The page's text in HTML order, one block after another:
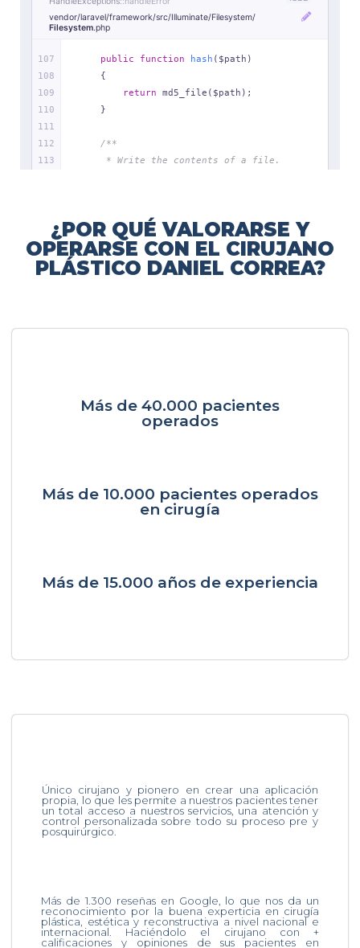
¿POR QUÉ VALORARSE Y
OPERARSE CON EL CIRUJANO
PLÁSTICO DANIEL CORREA?
Más de 40.000 pacientes
operados
Más de 10.000 pacientes operados
en cirugía
Más de 15.000 años de experiencia
Único cirujano y pionero en crear una aplicación
propia, lo que les permite a nuestros pacientes tener
un total acceso a nuestros servicios, una atención y
control personalizada sobre todo su proceso pre y
posquirúrgico.
Más de 1.300 reseñas en Google, lo que nos da un
reconocimiento por la buena experticia en cirugía
plástica, estética y reconstructiva a nivel nacional e
internacional. Haciéndolo el cirujano con +
calificaciones y opiniones de sus pacientes en